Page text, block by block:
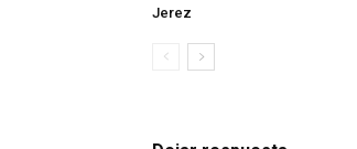
Jerez